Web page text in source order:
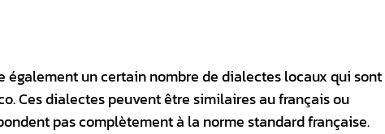
un certain nombre de dialectes locaux qui sont
Ces dialectes peuvent être similaires au français ou
pas complètement à la norme standard française.